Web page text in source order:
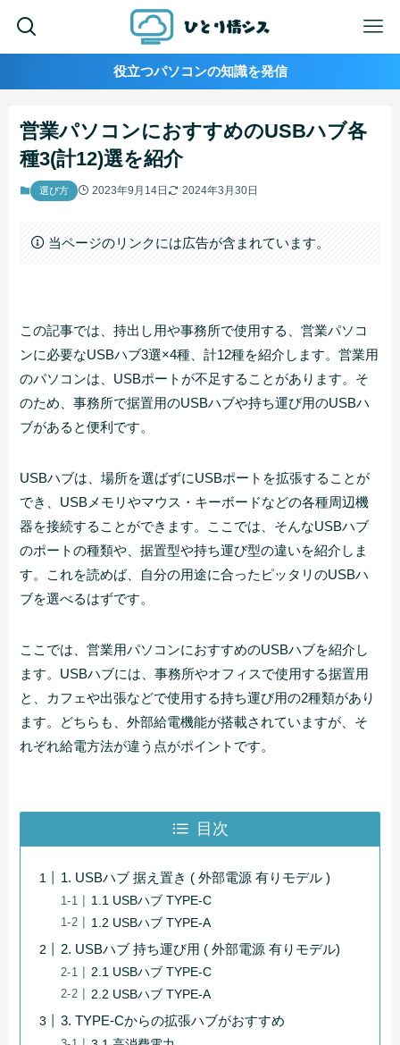
役立つパソコンの知識を発信
営業パソコンにおすすめのUSBハブ各
種3(計12)選を紹介
選び方 2023年9月14日 2024年3月30日
当ページのリンクには広告が含まれています。
この記事では、持出し用や事務所で使用する、営業パソコ
ンに必要なUSBハブ3選×4種、計12種を紹介します。営業用
のパソコンは、USBポートが不足することがあります。そ
のため、事務所で据置用のUSBハブや持ち運び用のUSBハ
ブがあると便利です。
USBハブは、場所を選ばずにUSBポートを拡張することが
でき、USBメモリやマウス・キーボードなどの各種周辺機
器を接続することができます。ここでは、そんなUSBハブ
のポートの種類や、据置型や持ち運び型の違いを紹介しま
す。これを読めば、自分の用途に合ったピッタリのUSBハ
ブを選べるはずです。
ここでは、営業用パソコンにおすすめのUSBハブを紹介し
ます。USBハブには、事務所やオフィスで使用する据置用
と、カフェや出張などで使用する持ち運び用の2種類があり
ます。どちらも、外部給電機能が搭載されていますが、そ
れぞれ給電方法が違う点がポイントです。
目次
1. USBハブ 据え置き ( 外部電源 有りモデル )
1.1 USBハブ TYPE-C
1.2 USBハブ TYPE-A
2. USBハブ 持ち運び用 ( 外部電源 有りモデル)
2.1 USBハブ TYPE-C
2.2 USBハブ TYPE-A
3. TYPE-Cからの拡張ハブがおすすめ